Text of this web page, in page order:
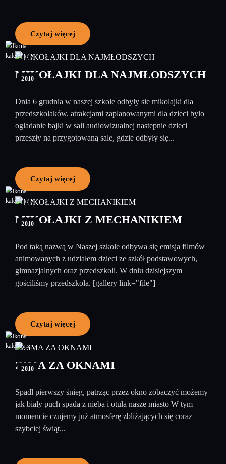
Czytaj więcej
06
2010
MIKOŁAJKI DLA NAJMŁODSZYCH
Dnia 6 grudnia w naszej szkole odbyly sie mikolajki dla
przedszkolaków. atrakcjami zaplanowanymi dla dzieci bylo
ogladanie bajki w sali audiowizualnej nastepnie dzieci
przeszły na przygotowaną sale, gdzie odbyły się...
Czytaj więcej
06
2010
MIKOŁAJKI Z MECHANIKIEM
Pod taką nazwą w Naszej szkole odbywa się emisja filmów
animowanych z udziałem dzieci ze szkół podstawowych,
gimnazjalnych oraz przedszkoli. W dniu dzisiejszym
gościliśmy przedszkola. [gallery link="file"]
Czytaj więcej
25
2010
ZIMA ZA OKNAMI
Spadł pierwszy śnieg, patrząc przez okno zobaczyć możemy
jak biały puch spada z nieba i otula nasze miasto W tym
momencie czujemy już atmosferę zbliżających się coraz
szybciej świąt...